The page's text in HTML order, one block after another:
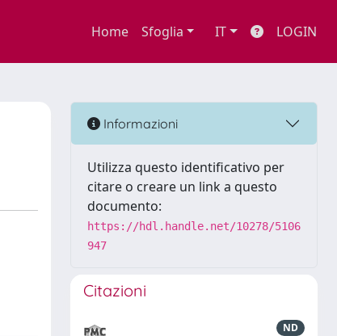
Home Sfoglia IT LOGIN
Informazioni
Utilizza questo identificativo per
citare o creare un link a questo
documento:
https://hdl.handle.net/10278/5106
947
Citazioni
ND